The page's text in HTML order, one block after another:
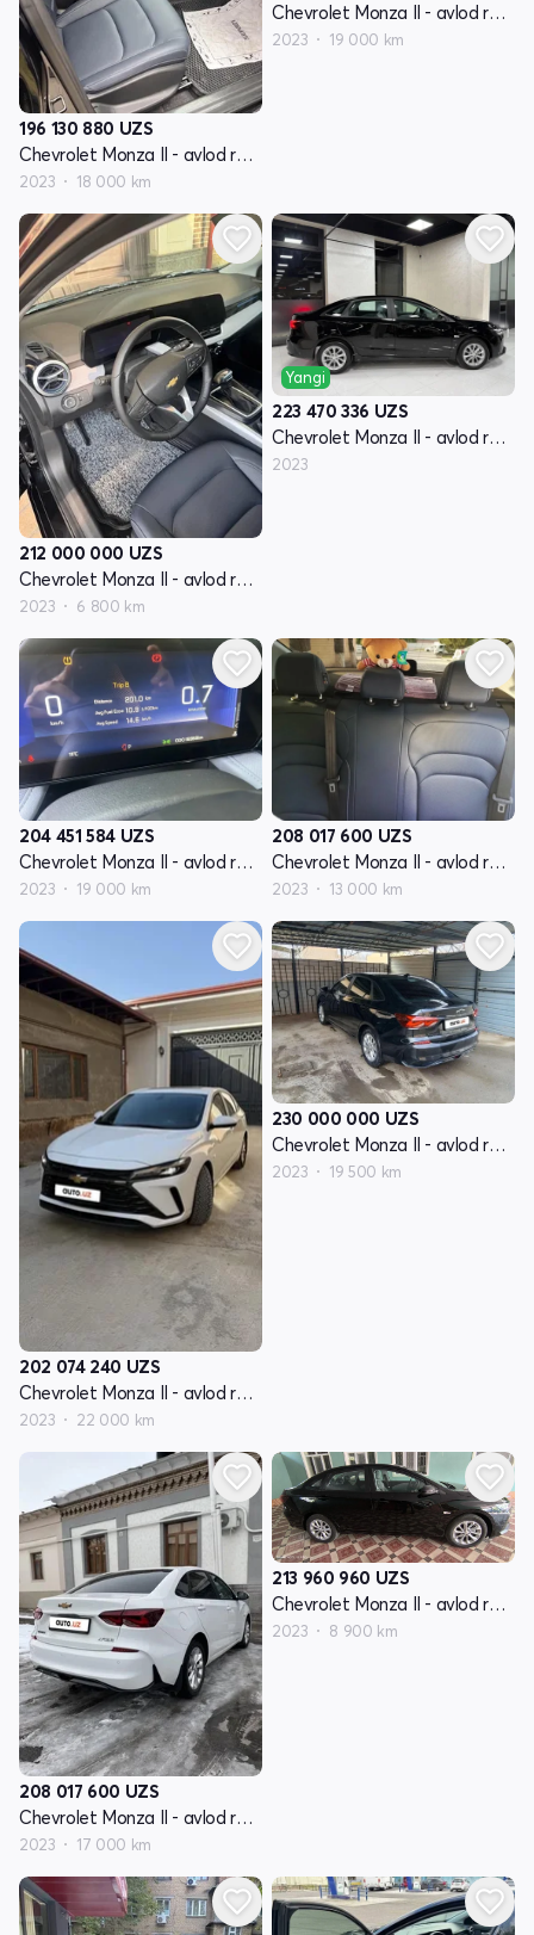
196 130 880 UZS
Chevrolet Monza II - avlod restyling
2023 18 000 km
Chevrolet Monza II - avlod restyling
2023 19 000 km
212 000 000 UZS
Chevrolet Monza II - avlod restyling
2023 6 800 km
Yangi
223 470 336 UZS
Chevrolet Monza II - avlod restyling
2023
204 451 584 UZS
Chevrolet Monza II - avlod restyling
2023 19 000 km
208 017 600 UZS
Chevrolet Monza II - avlod restyling
2023 13 000 km
202 074 240 UZS
Chevrolet Monza II - avlod restyling
2023 22 000 km
230 000 000 UZS
Chevrolet Monza II - avlod restyling
2023 19 500 km
208 017 600 UZS
Chevrolet Monza II - avlod restyling
2023 17 000 km
213 960 960 UZS
Chevrolet Monza II - avlod restyling
2023 8 900 km